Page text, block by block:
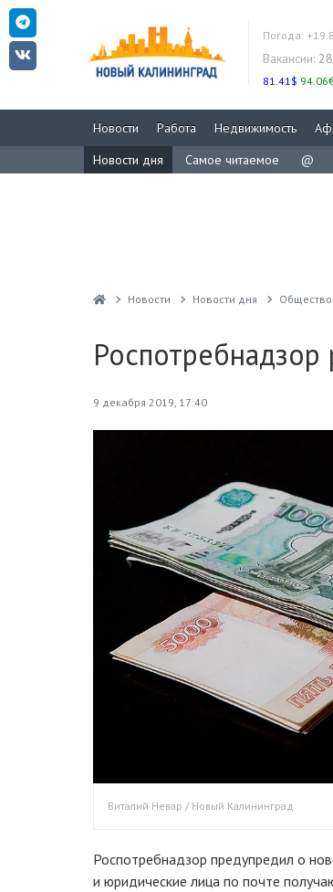
Погода:
Вакансии: 28
81.41$
Новости Работа Недвижимость
Новости дня
Самое читаемое @
Новости Новости дня Общество
9 декабря 2019, 17:40
Виталий Невар / Новый Калининград
Роспотребнадзор предупредил о
и юридические лица по почте